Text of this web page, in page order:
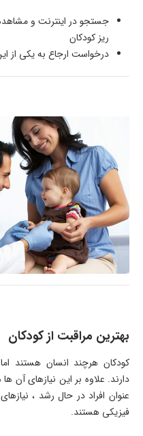
جستجو در اینترنت و
ریز کودکان
درخواست ارجاع به یکی از
بهترین مراقبت از کودکان
کودکان هرچند انسان هستند
دارند. علاوه بر این نیازهای آن
عنوان افراد در حال رشد ،
فیزیکی هستند.